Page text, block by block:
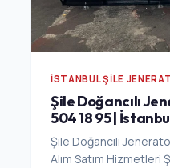
İSTANBUL ŞILE
Şile Doğancılı
504 18 95 |
Şile Doğancılı
Alım Satım Hizmetleri